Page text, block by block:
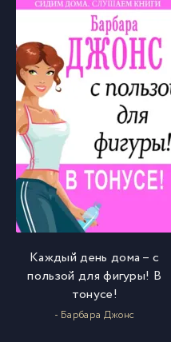
Каждый день дома – с
пользой для фигуры! В
тонусе!
- Барбара Джонс